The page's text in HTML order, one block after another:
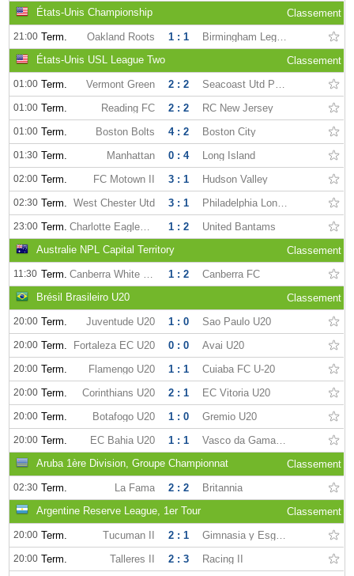
États-Unis Championship
Classement
21:00 Term. Oakland Roots 1 : 1
Birmingham Legion FC
États-Unis USL League Two
Classement
01:00 Term. Vermont Green 2 : 2 Seacoast Utd Phantoms
01:00 Term. Reading FC 2 : 2 RC New Jersey
01:00 Term. Boston Bolts 4 : 2 Boston City
01:30 Term. Manhattan 0 : 4 Long Island
02:00 Term. FC Motown II 3 : 1 Hudson Valley
02:30 Term. West Chester Utd 3 : 1 Philadelphia Lone Star
23:00 Term. Charlotte Eagles FC 1 : 2
United Bantams
Australie NPL Capital Territory
Classement
11:30 Term. Canberra White Eagles 1 : 2
Canberra FC
Brésil Brasileiro U20
Classement
20:00 Term. Juventude U20 1 : 0 Sao Paulo U20
20:00 Term. Fortaleza EC U20 0 : 0 Avai U20
20:00 Term. Flamengo U20 1 : 1 Cuiaba FC U-20
20:00 Term. Corinthians U20 2 : 1 EC Vitoria U20
20:00 Term. Botafogo U20 1 : 0 Gremio U20
20:00 Term. EC Bahia U20 1 : 1
Vasco da Gama U20
Aruba 1ère Division, Groupe Championnat
Classement
02:30 Term. La Fama 2 : 2
Britannia
Argentine Reserve League, 1er Tour
Classement
20:00 Term. Tucuman II 2 : 1 Gimnasia y Esgrima La Plata II
20:00 Term. Talleres II 2 : 3 Racing II